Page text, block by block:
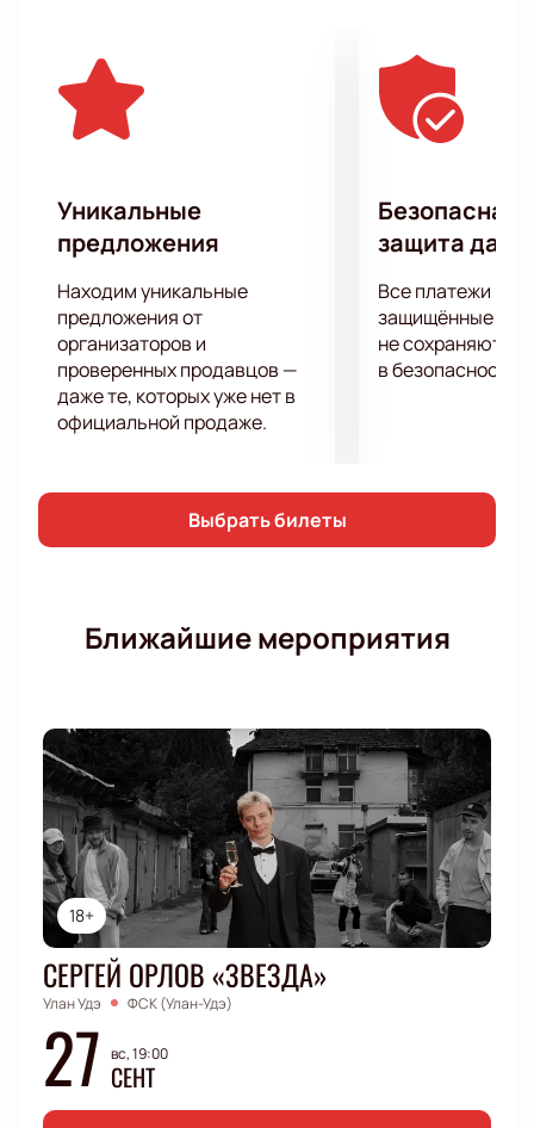
помогает нам переносить все невзгоды и тяготы,
смотреть на мир и самих себя с улыбкой и легкой
иронией. Шоу «Импровизация» поможет вам
прокачать ваши навыки в самоиронии!
окружает».
Уникальные
предложения
Находим уникальные
предложения от
организаторов и
проверенных продавцов —
даже те, которых уже нет в
официальной продаже.
Безопасная
защита
Все платежи
защищённые
не сохраняются
в безопасности.
Выбрать билеты
Ближайшие мероприятия
18+
СЕРГЕЙ ОРЛОВ «ЗВЕЗДА»
Улан Удэ ФСК (Улан-Удэ)
27 вс, 19:00
СЕНТ